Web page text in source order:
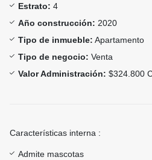
Estrato: 4
Año construcción: 2020
Tipo de inmueble: Apartamento
Tipo de negocio: Venta
Valor Administración: $324.800
Características interna :
Admite mascotas